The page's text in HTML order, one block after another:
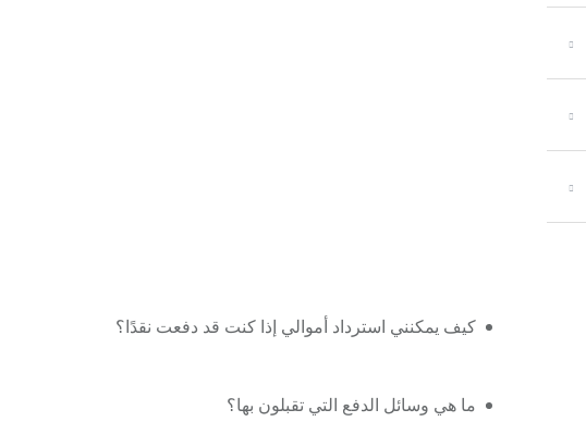
كيف يمكنني استرداد أموالي إذا كنت قد دفعت نقدًا؟
ما هي وسائل الدفع التي تقبلون بها؟